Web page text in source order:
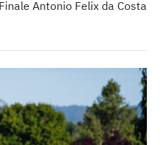
Antonio Felix da Costa